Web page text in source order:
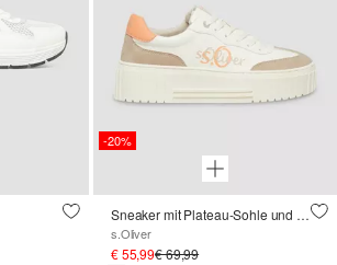
-20%
Sneaker mit Plateau-Sohle und Logo-Detail
s.Oliver
€ 55,99€ 69,99